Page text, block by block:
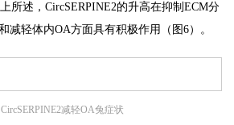
所述，CircSERPINE2的升高在抑制ECM分
减轻体内OA方面具有积极作用（图6）。
CircSERPINE2减轻OA兔症状